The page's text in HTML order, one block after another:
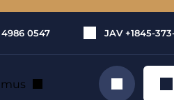
0547 JAV +1845-
Ieškoti